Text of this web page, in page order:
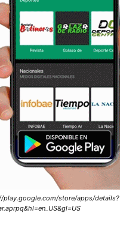
play.google.com/store/apps/details?